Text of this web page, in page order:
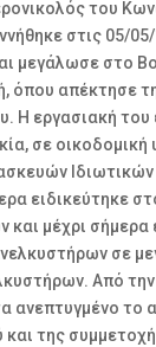
του
στις 05/
μεγάλωσε στο
όπου απέκτησε
Η εργασιακή του
σε οικοδομική
ειδικεύτηκε
και μέχρι σήμερα
σε
Από την
ανεπτυγμένο το
και της